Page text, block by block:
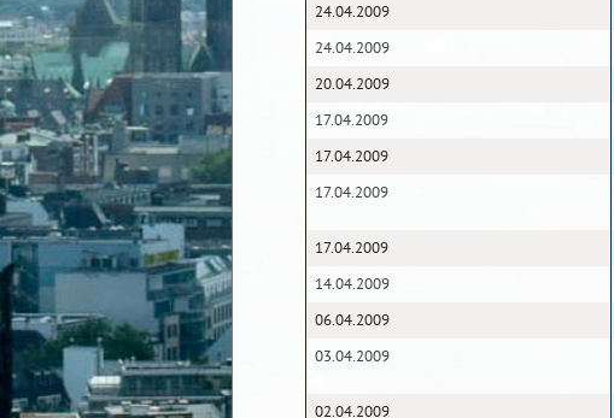
24.04.2009
24.04.2009
20.04.2009
17.04.2009
17.04.2009
17.04.2009
17.04.2009
14.04.2009
06.04.2009
03.04.2009
02.04.2009